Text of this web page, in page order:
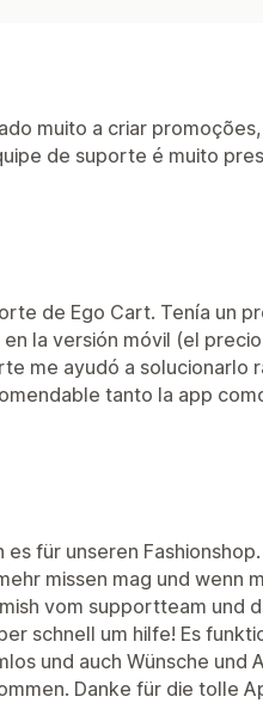
muito a criar
de suporte é muito
de Ego Cart. Tenía un
la versión móvil (el
me ayudó a solucionarlo
tanto la app
für unseren
missen mag und wenn
vom supportteam und
schnell um hilfe! Es
und auch Wünsche und
Danke für die tolle